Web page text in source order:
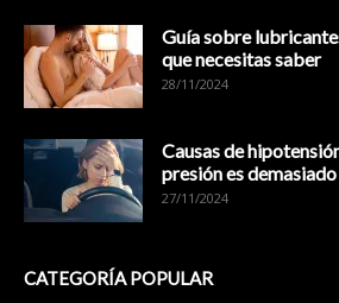
Guía sobre
que necesitas saber
28/11/2024
Causas de
presión es
27/11/2024
CATEGORÍA POPULAR